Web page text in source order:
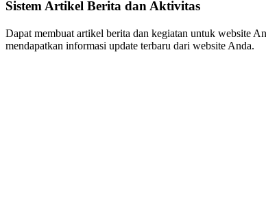
Sistem Artikel Berita dan Aktivitas
Dapat membuat artikel berita dan kegiatan untuk website
mendapatkan informasi update terbaru dari website Anda.